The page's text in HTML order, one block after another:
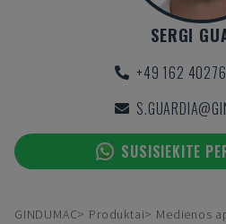
SERGI
+49 162
SUSISIEKITE
GINDUMAC Produktai
Medienos